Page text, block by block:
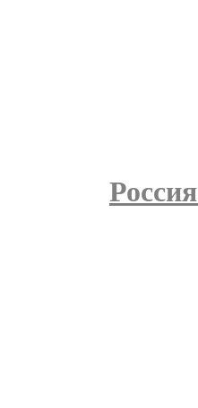
Россия